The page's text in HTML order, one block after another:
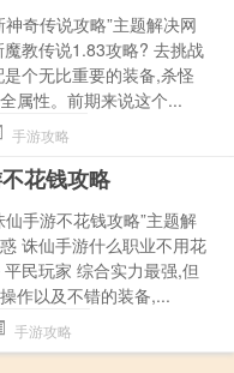
神奇传说攻略”主题解决网
教传说1.83攻略? 去挑战
个无比重要的装备,杀怪
属性。前期来说这个...
手游攻略
花钱攻略
仙手游不花钱攻略”主题解
诛仙手游什么职业不用花
民玩家 综合实力最强,但
作以及不错的装备,...
手游攻略